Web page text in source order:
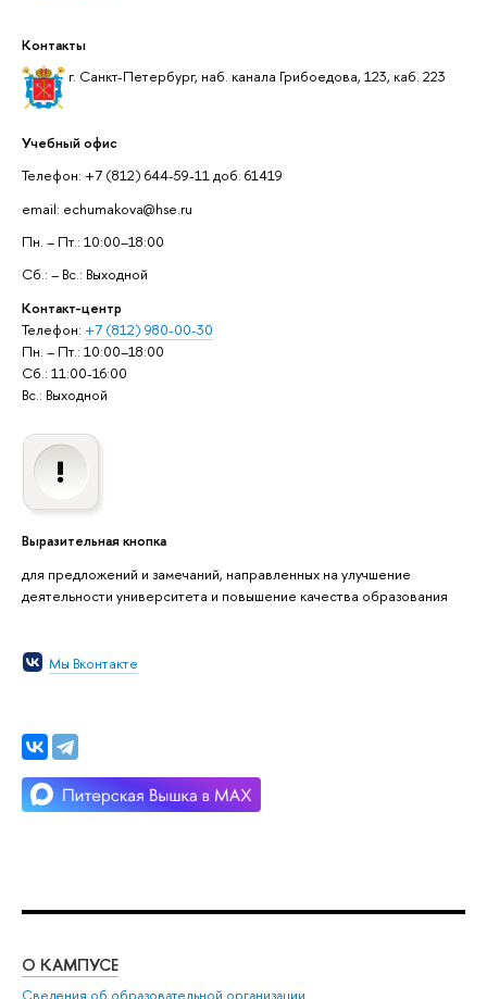
Контакты
г. Санкт-Петербург, наб. канала Грибоедова, 123, каб. 223
Учебный офис
Телефон: +7 (812) 644-59-11 доб. 61419
email: echumakova@hse.ru
Пн. – Пт.: 10:00–18:00
Сб.: – Вс.: Выходной
Контакт-центр
Телефон: +7 (812) 980-00-30
Пн. – Пт.: 10:00–18:00
Сб.: 11:00-16:00
Вс.: Выходной
Выразительная кнопка
для предложений и замечаний, направленных на улучшение
деятельности университета и повышение качества образования
Мы Вконтакте
О КАМПУСЕ
Сведения об образовательной организации